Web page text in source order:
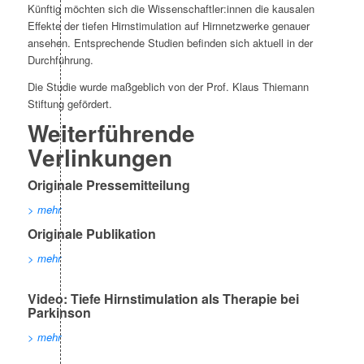
Künftig möchten sich die Wissenschaftler:innen die kausalen
Effekte der tiefen Hirnstimulation auf Hirnnetzwerke genauer
ansehen. Entsprechende Studien befinden sich aktuell in der
Durchführung.
Die Studie wurde maßgeblich von der Prof. Klaus Thiemann
Stiftung gefördert.
Weiterführende
Verlinkungen
Originale Pressemitteilung
> mehr
Originale Publikation
> mehr
Video: Tiefe Hirnstimulation als Therapie bei
Parkinson
> mehr